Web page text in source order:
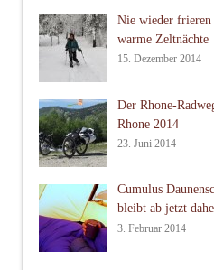
Nie wieder
warme Zeltnächte
15. Dezember 2014
Der Rhone-
Rhone 2014
23. Juni 2014
Cumulus
bleibt ab jetzt
3. Februar 2014